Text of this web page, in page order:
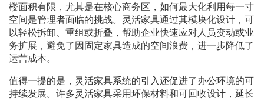
楼面积有限，尤其是在核心商务区，如何最大化利用每一寸
空间是管理者面临的挑战。灵活家具通过其模块化设计，可
以轻松拆卸、重组或折叠，帮助企业快速应对人员变动或业
务扩展，避免了因固定家具造成的空间浪费，进一步降低了
运营成本。
值得一提的是，灵活家具系统的引入还促进了办公环境的可
持续发展。许多灵活家具采用环保材料和可回收设计，延长